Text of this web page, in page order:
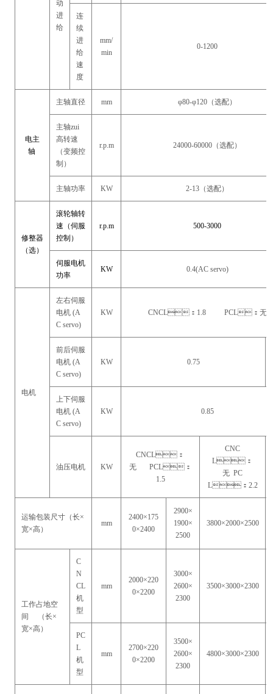
动
进
给
连
续
进
给
速
度
mm/
min
0-1200
电主
轴
主轴直径 mm φ80-φ120（选配）
主轴zui
高转速
（变频控
制）
r.p.m 24000-60000（选配）
主轴功率 KW 2-13（选配）
修整器
（选）
滚轮轴转
速（伺服
控制）
r.p.m 500-3000
伺服电机
功率
KW 0.4(AC servo)
电机
左右伺服
电机 (A
C servo)
KW CNCL：1.8 PCL：无
前后伺服
电机 (A
C servo)
KW 0.75
上下伺服
电机 (A
C servo)
KW 0.85
油压电机 KW
CNCL：
无 PCL：
1.5
CNC
L：
无 PC
L：2.2
运输包装尺寸（长×
宽×高）
mm
2400×175
0×2400
2900×
1900×
2500
3800×2000×2500
工作占地空
间 （长×
宽×高）
C
N
CL
机
型
mm
2000×220
0×2200
3000×
2600×
2300
3500×3000×2300
PC
L
机
型
mm
2700×220
0×2200
3500×
2600×
2300
4800×3000×2300